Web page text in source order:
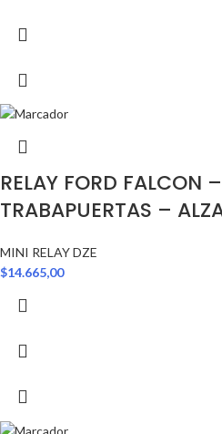
RELAY FORD FALCON
TRABAPUERTAS –
MINI RELAY DZE
$14.665,00